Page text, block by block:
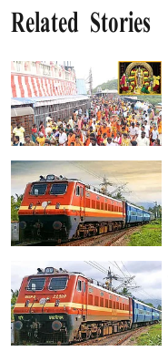
Related Stories